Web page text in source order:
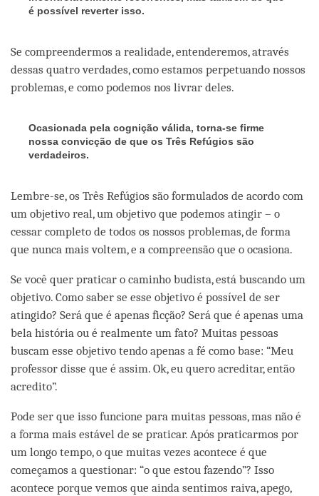
é possível reverter isso.
Se compreendermos a realidade, entenderemos, através
dessas quatro verdades, como estamos perpetuando nossos
problemas, e como podemos nos livrar deles.
Ocasionada pela cognição válida, torna-se firme
nossa convicção de que os Três Refúgios são
verdadeiros.
Lembre-se, os Três Refúgios são formulados de acordo com
um objetivo real, um objetivo que podemos atingir – o
cessar completo de todos os nossos problemas, de forma
que nunca mais voltem, e a compreensão que o ocasiona.
Se você quer praticar o caminho budista, está buscando um
objetivo. Como saber se esse objetivo é possível de ser
atingido? Será que é apenas ficção? Será que é apenas uma
bela história ou é realmente um fato? Muitas pessoas
buscam esse objetivo tendo apenas a fé como base: “Meu
professor disse que é assim. Ok, eu quero acreditar, então
acredito”.
Pode ser que isso funcione para muitas pessoas, mas não é
a forma mais estável de se praticar. Após praticarmos por
um longo tempo, o que muitas vezes acontece é que
começamos a questionar: “o que estou fazendo”? Isso
acontece porque vemos que ainda sentimos raiva, apego,